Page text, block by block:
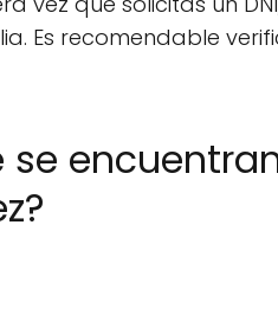
Es recomendable
se